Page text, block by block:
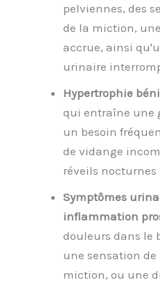
pelviennes, des
de la miction,
accrue, ainsi
urinaire
Hypertrophie
qui entraîne une
un besoin
de vidange
réveils
Symptômes
inflammation
douleurs dans le
une sensation
miction, ou une